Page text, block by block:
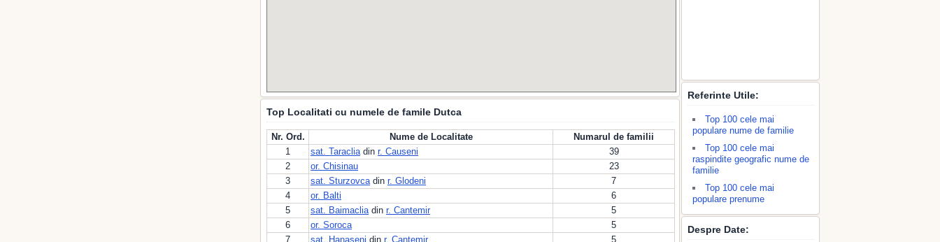
Top Localitati cu numele de famile Dutca
Nr. Ord. Nume de Localitate
Numarul de familii
1
sat. Taracliadin r. Causeni
39
2
or. Chisinau
23
3
sat. Sturzovcadin r. Glodeni
7
4
or. Balti
6
5
sat. Baimacliadin r. Cantemir
5
6
or. Soroca
5
7
sat. Hanaseni din r. Cantemir
5
Referinte Utile:
Top 100 cele mai
populare nume de familie
Top 100 cele mai
raspindite geografic nume de
familie
Top 100 cele mai
populare prenume
Despre Date: